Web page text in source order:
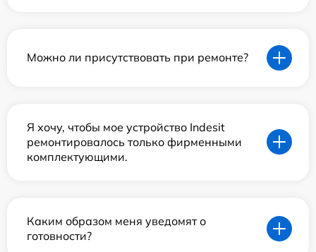
Можно ли присутствовать при ремонте?
Я хочу, чтобы мое устройство Indesit
ремонтировалось только фирменными
комплектующими.
Каким образом меня уведомят о
готовности?